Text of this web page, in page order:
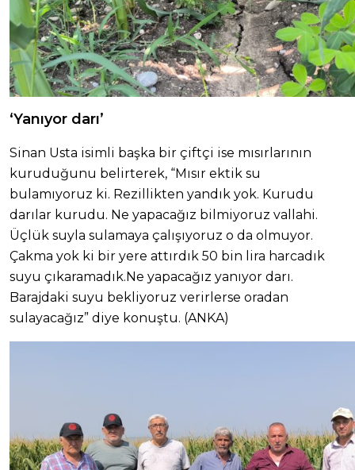
‘Yanıyor darı’
Sinan Usta isimli başka bir çiftçi ise mısırlarının
kuruduğunu belirterek, “Mısır ektik su
bulamıyoruz ki. Rezillikten yandık yok. Kurudu
darılar kurudu. Ne yapacağız bilmiyoruz vallahi.
Üçlük suyla sulamaya çalışıyoruz o da olmuyor.
Çakma yok ki bir yere attırdık 50 bin lira harcadık
suyu çıkaramadık.Ne yapacağız yanıyor darı.
Barajdaki suyu bekliyoruz verirlerse oradan
sulayacağız” diye konuştu. (ANKA)